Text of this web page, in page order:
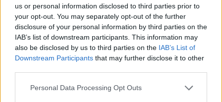
us or personal information disclosed to third parties prior to
your opt-out. You may separately opt-out of the further
disclosure of your personal information by third parties on the
IAB’s list of downstream participants. This information may
also be disclosed by us to third parties on the IAB’s List of
Downstream Participants that may further disclose it to other
Personal Data Processing Opt Outs